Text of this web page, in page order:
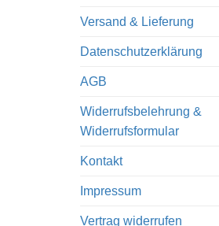
may
be
on
the
product
Versand & Lieferung
Datenschutzerklärung
AGB
Widerrufsbelehrung &
Widerrufsformular
Kontakt
Impressum
Vertrag widerrufen